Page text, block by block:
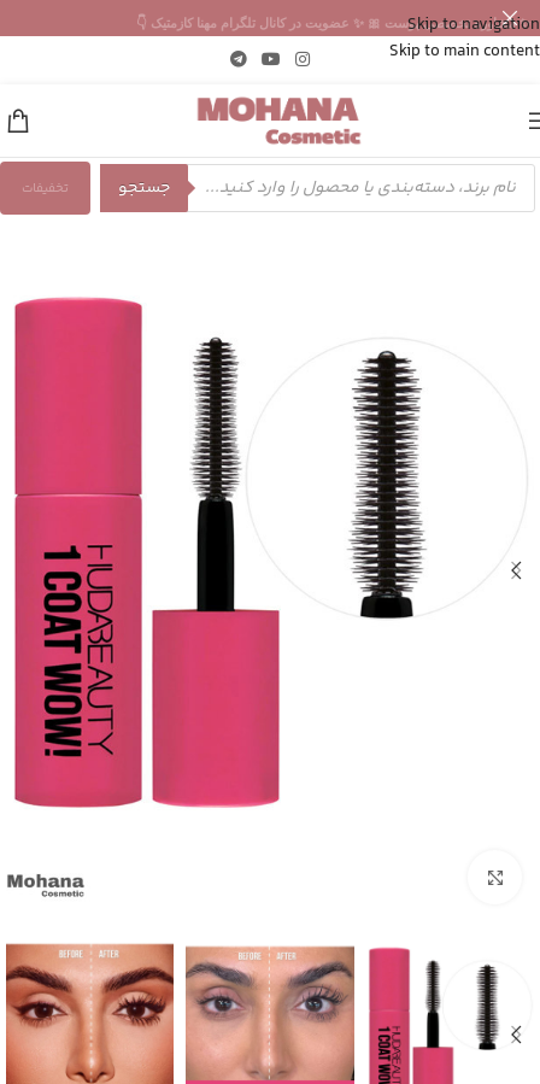
Skip to navigation
Skip to main content
✨ مشاوره تخصصی پوست 🎀 ✨ عضویت در کانال تلگرام مهنا کازمتیک 👇
جستجو تخفیفات